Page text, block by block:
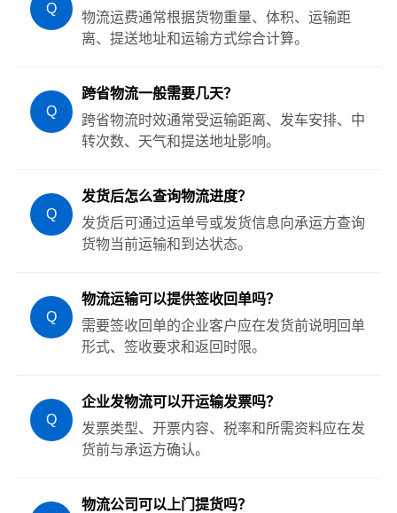
Q
物流运费通常根据货物重量、体积、运输距
离、提送地址和运输方式综合计算。
Q
跨省物流一般需要几天？
跨省物流时效通常受运输距离、发车安排、中
转次数、天气和提送地址影响。
Q
发货后怎么查询物流进度？
发货后可通过运单号或发货信息向承运方查询
货物当前运输和到达状态。
Q
物流运输可以提供签收回单吗？
需要签收回单的企业客户应在发货前说明回单
形式、签收要求和返回时限。
Q
企业发物流可以开运输发票吗？
发票类型、开票内容、税率和所需资料应在发
货前与承运方确认。
物流公司可以上门提货吗？